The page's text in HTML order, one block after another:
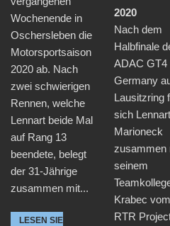
Wochenende in
Oschersleben die
Motorsportsaison
2020 ab. Nach
zwei schwierigen
Rennen, welche
Lennart beide Mal
auf Rang 13
beendete, belegt
der 31-Jährige
zusammen mit...
LESEN SIE
2020
Nach dem
Halbfinale
ADAC GT4
Germany
Lausitzring
sich Lennart
Marioneck
zusammen
seinem
Krabec
RTR